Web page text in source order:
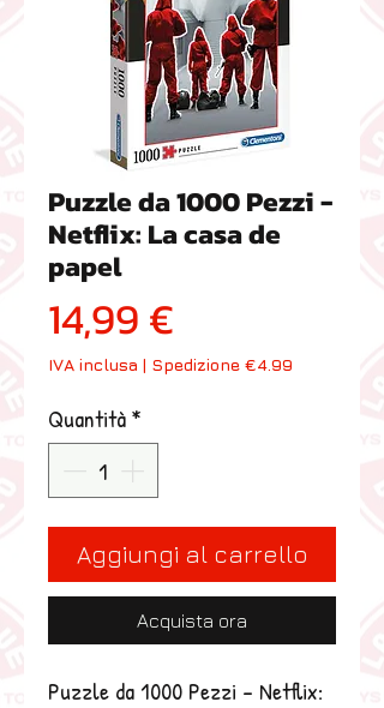
Puzzle da 1000 Pezzi -
Netflix: La casa de
papel
14,99 €
IVA inclusa | Spedizione €4.99
Quantità*
Aggiungi al carrello
Acquista ora
Puzzle da 1000 Pezzi - Netflix: